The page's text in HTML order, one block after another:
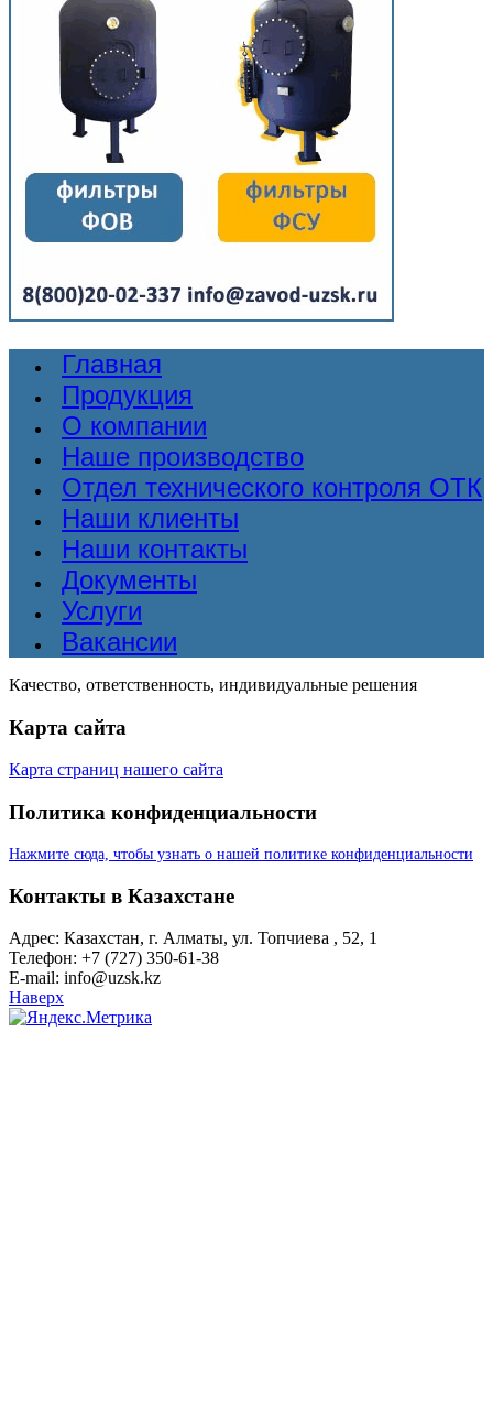
Главная
Продукция
О компании
Наше производство
Отдел технического контроля ОТК
Наши клиенты
Наши контакты
Документы
Услуги
Вакансии
Качество, ответственность, индивидуальные решения
Карта сайта
Карта страниц нашего сайта
Политика конфиденциальности
Нажмите сюда, чтобы узнать о нашей политике конфиденциальности
Контакты в Казахстане
Адрес: Казахстан, г. Алматы, ул. Топчиева , 52, 1
Телефон: +7 (727) 350-61-38
E-mail: info@uzsk.kz
Наверх